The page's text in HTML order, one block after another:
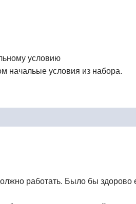
условию
начальые условия из набора.
работать. Было бы